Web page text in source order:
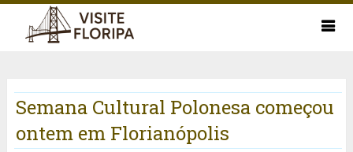
Semana Cultural Polonesa começou
ontem em Florianópolis